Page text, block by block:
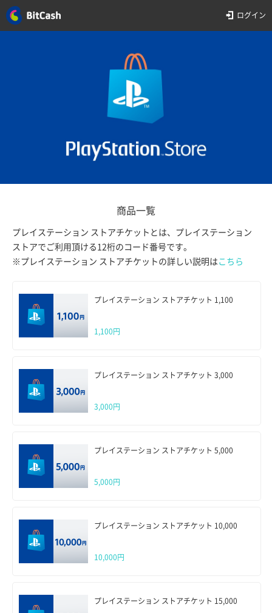
ログイン
商品一覧
プレイステーション ストアチケットとは、プレイステーション
ストアでご利用頂ける12桁のコード番号です。
※プレイステーション ストアチケットの詳しい説明は こちら
プレイステーション ストアチケット 1,100
1,100円
プレイステーション ストアチケット 3,000
3,000円
プレイステーション ストアチケット 5,000
5,000円
プレイステーション ストアチケット 10,000
10,000円
プレイステーション ストアチケット 15,000